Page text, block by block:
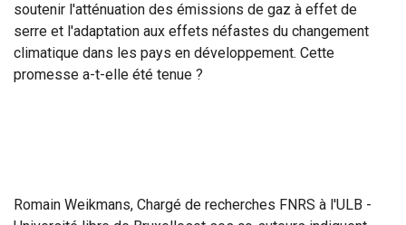
soutenir l'atténuation des émissions de gaz à effet de
serre et l'adaptation aux effets néfastes du changement
climatique dans les pays en développement. Cette
promesse a-t-elle été tenue ?
Romain Weikmans, Chargé de recherches FNRS à l'ULB -